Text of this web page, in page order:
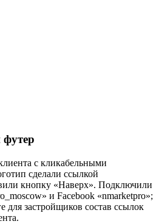
футер
с кликабельными
сделали ссылкой
кнопку «Наверх». Подключили
и Facebook «nmarketpro»;
для застройщиков состав ссылок